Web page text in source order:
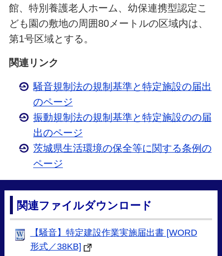
館、特別養護老人ホーム、幼保連携型認定こ
ども園の敷地の周囲80メートルの区域内は、
第1号区域とする。
関連リンク
騒音規制法の規制基準と特定施設の届出
のページ
振動規制法の規制基準と特定施設のの届
出のページ
茨城県生活環境の保全等に関する条例の
ページ
関連ファイルダウンロード
【騒音】特定建設作業実施届出書 [WORD
形式／38KB]